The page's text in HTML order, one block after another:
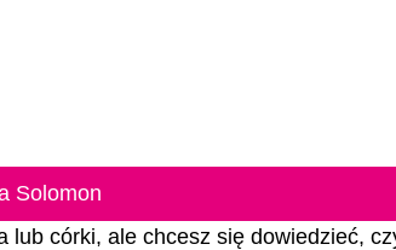
Solomon
lub córki, ale chcesz się dowiedzieć,